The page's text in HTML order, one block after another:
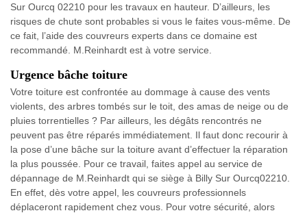
Sur Ourcq 02210 pour les travaux en hauteur. D’ailleurs, les
risques de chute sont probables si vous le faites vous-même. De
ce fait, l’aide des couvreurs experts dans ce domaine est
recommandé. M.Reinhardt est à votre service.
Urgence bâche toiture
Votre toiture est confrontée au dommage à cause des vents
violents, des arbres tombés sur le toit, des amas de neige ou de
pluies torrentielles ? Par ailleurs, les dégâts rencontrés ne
peuvent pas être réparés immédiatement. Il faut donc recourir à
la pose d’une bâche sur la toiture avant d’effectuer la réparation
la plus poussée. Pour ce travail, faites appel au service de
dépannage de M.Reinhardt qui se siège à Billy Sur Ourcq02210.
En effet, dès votre appel, les couvreurs professionnels
déplaceront rapidement chez vous. Pour votre sécurité, alors